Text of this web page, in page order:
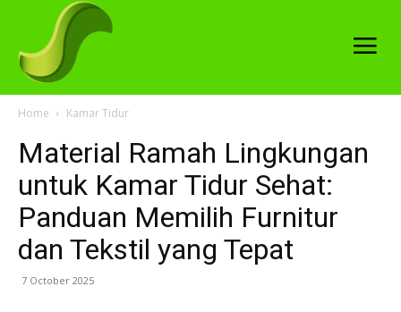
Home Kamar Tidur
Material Ramah Lingkungan
untuk Kamar Tidur Sehat:
Panduan Memilih Furnitur
dan Tekstil yang Tepat
7 October 2025